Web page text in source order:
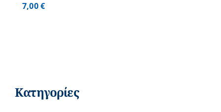
7,00€
Κατηγορίες